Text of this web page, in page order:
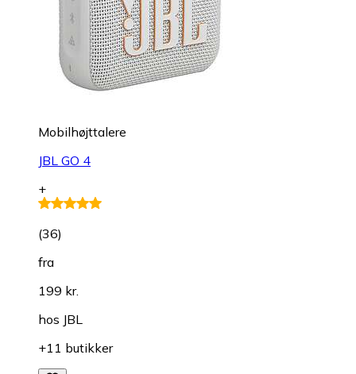
Mobilhøjttalere
JBL GO 4
+
(36)
fra
199 kr.
hos JBL
+11 butikker